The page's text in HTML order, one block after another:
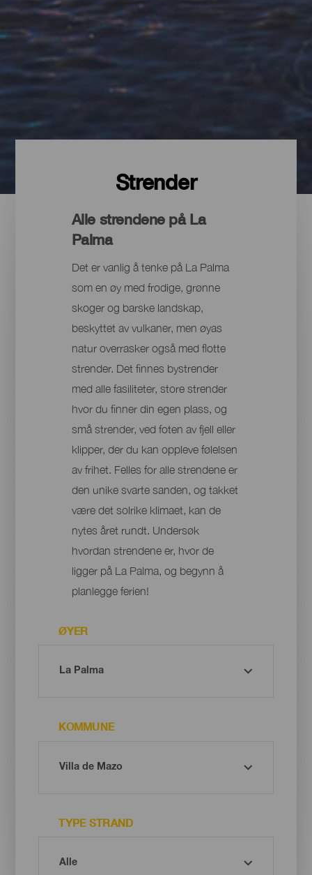
Strender
Alle strendene på La
Palma
Det er vanlig å tenke på La Palma
som en øy med frodige, grønne
skoger og barske landskap,
beskyttet av vulkaner, men øyas
natur overrasker også med flotte
strender. Det finnes bystrender
med alle fasiliteter, store strender
hvor du finner din egen plass, og
små strender, ved foten av fjell eller
klipper, der du kan oppleve følelsen
av frihet. Felles for alle strendene er
den unike svarte sanden, og takket
være det solrike klimaet, kan de
nytes året rundt. Undersøk
hvordan strendene er, hvor de
ligger på La Palma, og begynn å
planlegge ferien!
ØYER
KOMMUNE
TYPE STRAND